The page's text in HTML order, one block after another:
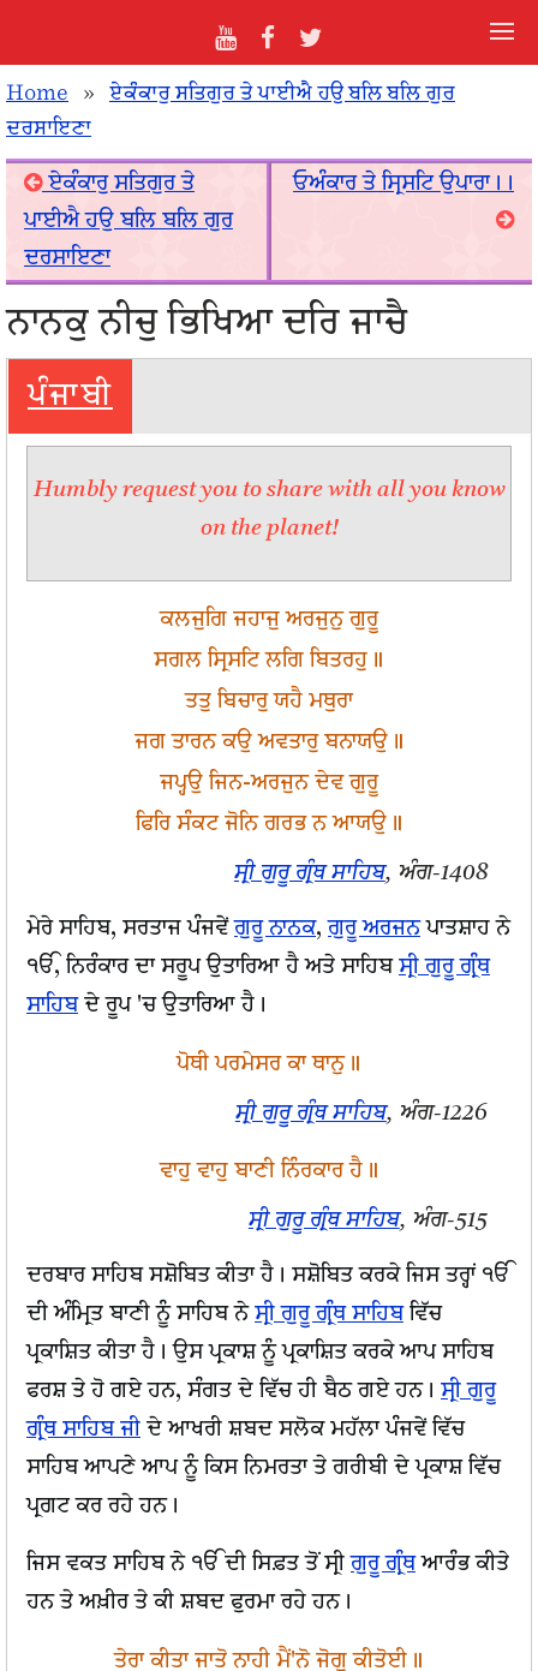
Home » ਏਕੰਕਾਰੁ ਸਤਿਗੁਰ ਤੇ ਪਾਈਐ ਹਉ ਬਲਿ ਬਲਿ ਗੁਰ
ਦਰਸਾਇਣਾ
ਏਕੰਕਾਰੁ ਸਤਿਗੁਰ ਤੇ
ਪਾਈਐ ਹਉ ਬਲਿ ਬਲਿ ਗੁਰ
ਦਰਸਾਇਣਾ
ਓਅੰਕਾਰ ਤੇ ਸ੍ਰਿਸਟਿ ਉਪਾਰਾ।।
ਨਾਨਕੁ ਨੀਚੁ ਭਿਖਿਆ ਦਰਿ ਜਾਚੈ
ਪੰਜਾਬੀ
Humbly request you to share with all you know
on the planet!
ਕਲਜੁਗਿ ਜਹਾਜੁ ਅਰਜੁਨੁ ਗੁਰੂ
ਸਗਲ ਸ੍ਰਿਸਟਿ ਲਗਿ ਬਿਤਰਹੁ॥
ਤਤੁ ਬਿਚਾਰੁ ਯਹੈ ਮਥੁਰਾ
ਜਗ ਤਾਰਨ ਕਉ ਅਵਤਾਰੁ ਬਨਾਯਉ॥
ਜਪ੍ਹਉ ਜਿਨ-ਅਰਜੁਨ ਦੇਵ ਗੁਰੂ
ਫਿਰਿ ਸੰਕਟ ਜੋਨਿ ਗਰਭ ਨ ਆਯਉ॥
ਸ੍ਰੀ ਗੁਰੂ ਗ੍ਰੰਥ ਸਾਹਿਬ, ਅੰਗ-1408
ਮੇਰੇ ਸਾਹਿਬ, ਸਰਤਾਜ ਪੰਜਵੇਂਗੁਰੂ ਨਾਨਕ,ਗੁਰੂ ਅਰਜਨਪਾਤਸ਼ਾਹ ਨੇ
ੴ, ਨਿਰੰਕਾਰ ਦਾ ਸਰੂਪ ਉਤਾਰਿਆ ਹੈ ਅਤੇ ਸਾਹਿਬ ਸ੍ਰੀ ਗੁਰੂ ਗ੍ਰੰਥ
ਸਾਹਿਬਦੇ ਰੂਪ 'ਚ ਉਤਾਰਿਆ ਹੈ।
ਪੋਥੀ ਪਰਮੇਸਰ ਕਾ ਥਾਨੁ॥
ਸ੍ਰੀ ਗੁਰੂ ਗ੍ਰੰਥ ਸਾਹਿਬ, ਅੰਗ-1226
ਵਾਹੁ ਵਾਹੁ ਬਾਣੀ ਨਿੰਰਕਾਰ ਹੈ॥
ਸ੍ਰੀ ਗੁਰੂ ਗ੍ਰੰਥ ਸਾਹਿਬ, ਅੰਗ-515
ਦਰਬਾਰ ਸਾਹਿਬ ਸਸ਼ੋਬਿਤ ਕੀਤਾ ਹੈ। ਸਸ਼ੋਬਿਤ ਕਰਕੇ ਜਿਸ ਤਰ੍ਹਾਂ ੴ
ਦੀ ਅੰਮ੍ਰਿਤ ਬਾਣੀ ਨੂੰ ਸਾਹਿਬ ਨੇ ਸ੍ਰੀ ਗੁਰੂ ਗ੍ਰੰਥ ਸਾਹਿਬਵਿੱਚ
ਪ੍ਰਕਾਸ਼ਿਤ ਕੀਤਾ ਹੈ। ਉਸ ਪ੍ਰਕਾਸ਼ ਨੂੰ ਪ੍ਰਕਾਸ਼ਿਤ ਕਰਕੇ ਆਪ ਸਾਹਿਬ
ਫਰਸ਼ ਤੇ ਹੋ ਗਏ ਹਨ, ਸੰਗਤ ਦੇ ਵਿੱਚ ਹੀ ਬੈਠ ਗਏ ਹਨ। ਸ੍ਰੀ ਗੁਰੂ
ਗ੍ਰੰਥ ਸਾਹਿਬ ਜੀ ਦੇ ਆਖਰੀ ਸ਼ਬਦ ਸਲੋਕ ਮਹੱਲਾ ਪੰਜਵੇਂ ਵਿੱਚ
ਸਾਹਿਬ ਆਪਣੇ ਆਪ ਨੂੰ ਕਿਸ ਨਿਮਰਤਾ ਤੇ ਗਰੀਬੀ ਦੇ ਪ੍ਰਕਾਸ਼ ਵਿੱਚ
ਪ੍ਰਗਟ ਕਰ ਰਹੇ ਹਨ।
ਜਿਸ ਵਕਤ ਸਾਹਿਬ ਨੇ ੴ ਦੀ ਸਿਫ਼ਤ ਤੋਂ ਸ੍ਰੀਗੁਰੂ ਗ੍ਰੰਥਆਰੰਭ ਕੀਤੇ
ਹਨ ਤੇ ਅਖ਼ੀਰ ਤੇ ਕੀ ਸ਼ਬਦ ਫੁਰਮਾ ਰਹੇ ਹਨ।
ਤੇਰਾ ਕੀਤਾ ਜਾਤੋ ਨਾਹੀ ਮੈਂ'ਨੋ ਜੋਗੁ ਕੀਤੋਈ॥